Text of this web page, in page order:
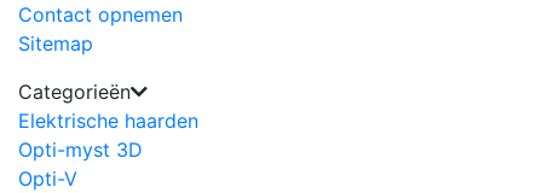
Contact opnemen
Sitemap
Categorieën
Elektrische haarden
Opti-myst 3D
Opti-V